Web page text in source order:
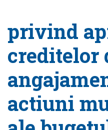
privind
creditelor
actiuni